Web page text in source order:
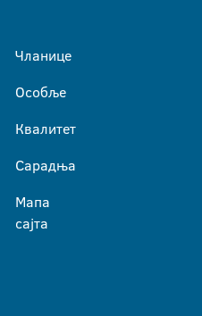
Чланице
Особље
Квалитет
Сарадња
Мапа
сајта